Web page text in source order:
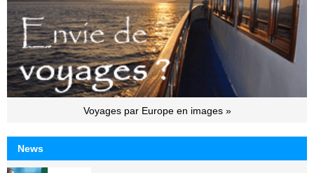
Voyages par Europe en images »
News